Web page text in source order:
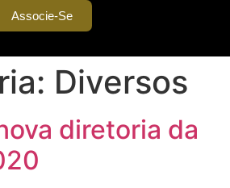
Associe-Se
Diversos
diretoria da